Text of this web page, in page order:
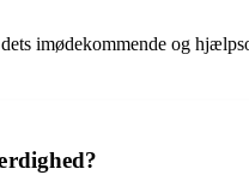
imødekommende og